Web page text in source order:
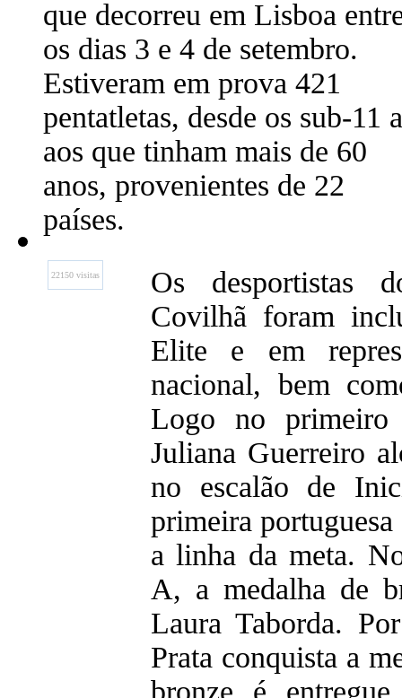
que decorreu em Lisboa
os dias 3 e 4 de setembro.
Estiveram em prova 421
pentatletas, desde os sub-11
aos que tinham mais de 60
anos, provenientes de 22
países.
22150 visitas
Os desportistas
Covilhã foram
Elite e em
nacional, bem
Logo no primeiro
Juliana Guerreiro
no escalão de
primeira portuguesa
a linha da meta.
A, a medalha de
Laura Taborda.
Prata conquista a
bronze é